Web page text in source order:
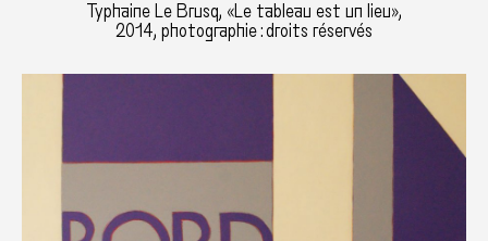
Typhaine Le Brusq, «Le tableau est un lieu»,
2014, photographie : droits réservés